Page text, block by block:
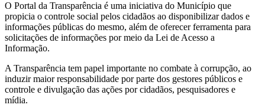
O Portal da Transparência é uma iniciativa do Município que
propicia o controle social pelos cidadãos ao disponibilizar dados e
informações públicas do mesmo, além de oferecer ferramenta para
solicitações de informações por meio da Lei de Acesso a
Informação.
A Transparência tem papel importante no combate à corrupção, ao
induzir maior responsabilidade por parte dos gestores públicos e
controle e divulgação das ações por cidadãos, pesquisadores e
mídia.